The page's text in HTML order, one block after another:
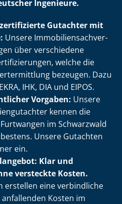
Ingenieure.
Gutachter mit
Unsere Im­mo­bi­li­en­sach­ver­
über verschiedene
welche die
bezeugen. Dazu
IHK, DIA und EIPOS.
Vorgaben: Unsere
kennen die
im Schwarzwald
Unsere Gutachten
ein.
Klar und
versteckte Kosten.
erstellen eine verbindliche
Kosten im